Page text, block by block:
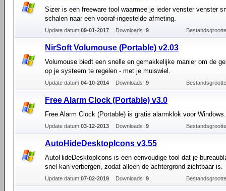
Sizer is een freeware tool waarmee je ieder venster venster
schalen naar een vooraf-ingestelde afmeting.
Update datum:09-01-2017 Downloads :9
NirSoft Volumouse (Portable) v2.03
Volumouse biedt een snelle en gemakkelijke manier om de
op je systeem te regelen - met je muiswiel.
Update datum:04-10-2014 Downloads :9
Free Alarm Clock (Portable) v3.0
Free Alarm Clock (Portable) is gratis alarmklok voor Windows.
Update datum:03-12-2013 Downloads :9
AutoHideDesktopIcons v3.55
AutoHideDesktopIcons is een eenvoudige tool dat je
snel kan verbergen, zodat alleen de achtergrond zichtbaar is.
Update datum:07-02-2019 Downloads :9